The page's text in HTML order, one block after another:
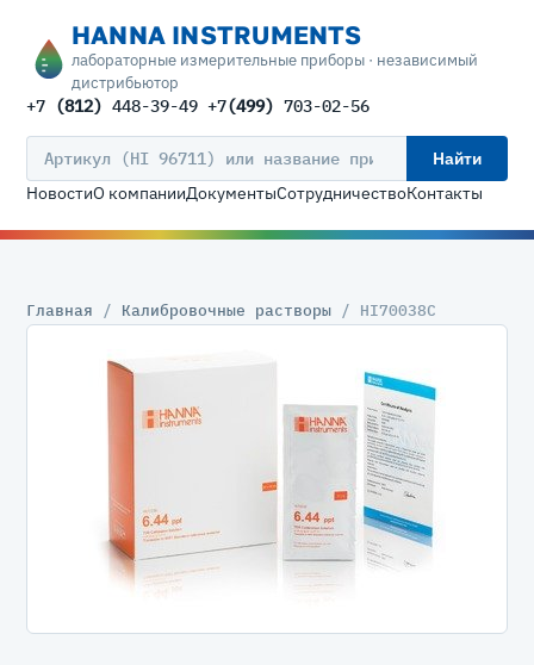
HANNA INSTRUMENTS
лабораторные измерительные приборы · независимый
дистрибьютор
+7 (812) 448-39-49 +7(499) 703-02-56
Найти
НовостиО компанииДокументыСотрудничествоКонтакты
Главная / Калибровочные растворы / HI70038C